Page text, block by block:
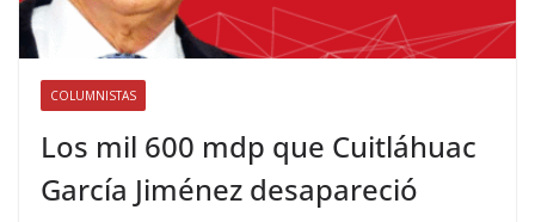
COLUMNISTAS
Los mil 600 mdp que Cuitláhuac
García Jiménez desapareció